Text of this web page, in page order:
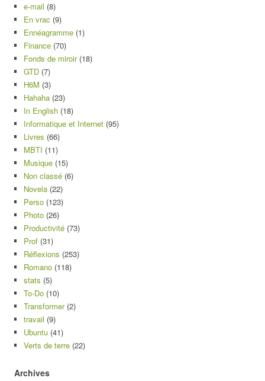
e-mail (8)
En vrac (9)
Ennéagramme (1)
Finance (70)
Fonds de miroir(18)
GTD (7)
H6M (3)
Hahaha (23)
In English (18)
Informatique et Internet (95)
Livres (66)
MBTI (11)
Musique (15)
Non classé (6)
Novela (22)
Perso (123)
Photo (26)
Productivité (73)
Prof (31)
Réflexions (253)
Romano (118)
stats (5)
To-Do (10)
Transformer(2)
travail (9)
Ubuntu (41)
Verts de terre (22)
Archives